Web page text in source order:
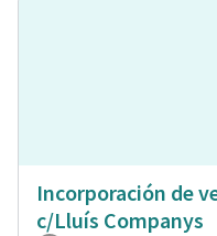
Incorporación de
c/Lluís Companys